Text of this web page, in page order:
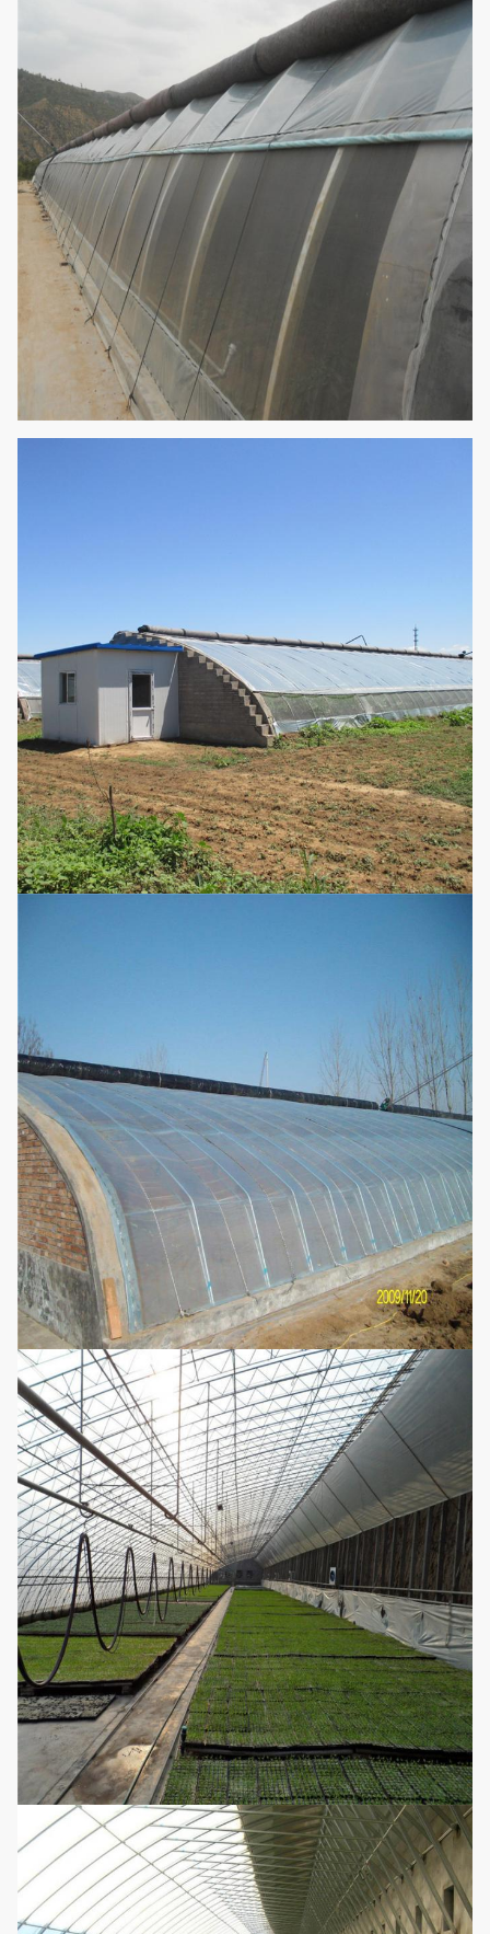
（カスタマイズすることができる）
12Feet 30Feet/3.5 10m （条件に従って
カスタマイズすることができる）
肩の高さ
5Feet-6Feet/1.5-1.8m（条件に従ってカ
スタマイズすることができる）
任意構成
システム
1. 換気装置:側面/上巻き上げのフィルムの
換気
2. 冷却装置:側面の吸引ファン/冷却の冷却
のパッド
3. システムを影で覆うこと
4. 滴り/マイクロ用水系統
適用
いちご、スイカ、きゅうり、トマト、野
菜、花および市場用作物の 薬草